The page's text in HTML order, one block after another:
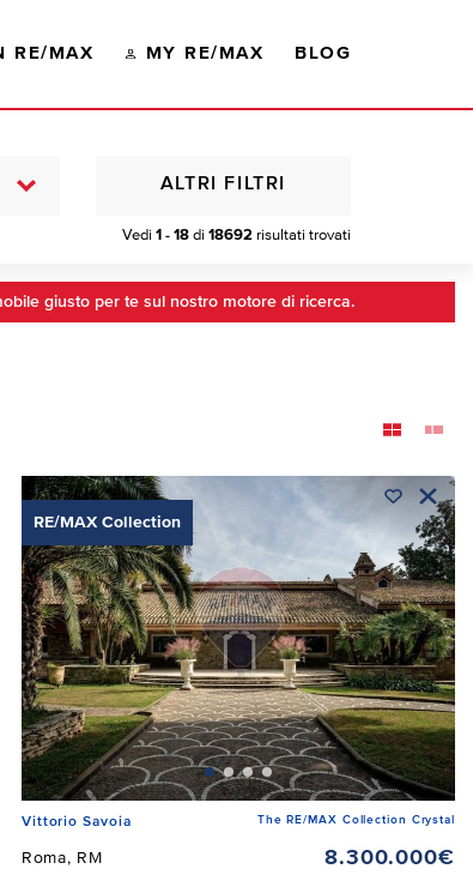
RE/MAX MY RE/MAX BLOG
Vedi 1 - 18 di 18692 risultati trovati
ALTRI FILTRI
giusto per te sul nostro motore di ricerca.
RE/MAX Collection
Vittorio Savoia The RE/MAX Collection Crystal
Roma, RM
8.300.000€